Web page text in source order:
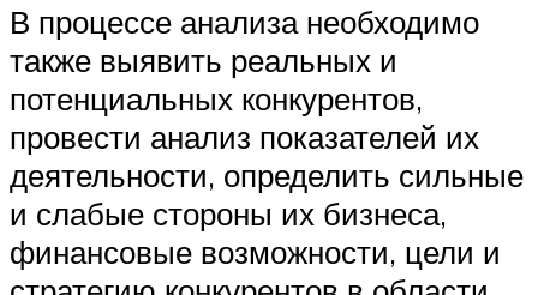
В процессе анализа необходимо
также выявить реальных и
потенциальных конкурентов,
провести анализ показателей их
деятельности, определить сильные
и слабые стороны их бизнеса,
финансовые возможности, цели и